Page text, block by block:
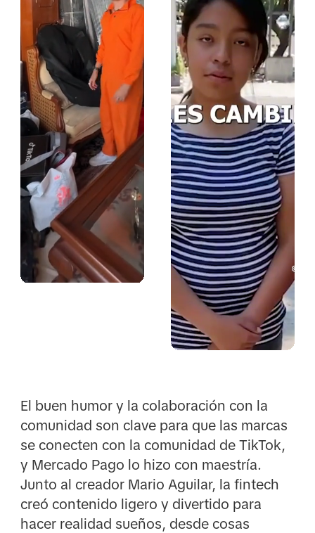
El buen humor y la colaboración con la
comunidad son clave para que las marcas
se conecten con la comunidad de TikTok,
y Mercado Pago lo hizo con maestría.
Junto al creador Mario Aguilar, la fintech
creó contenido ligero y divertido para
hacer realidad sueños, desde cosas